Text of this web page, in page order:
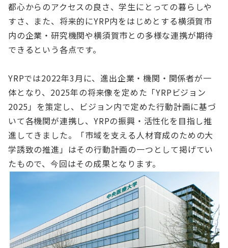
都心からのアクセスの良さ、学生にとっての暮らしや
すさ、また、将来的にYRP内をはじめとする横須賀市
内の企業・研究機関や横須賀市との多様な連携が期待
できるという各点です。
YRPでは2022年3月に、進出企業・機関・関係者が一
体となり、2025年の将来像を定めた「YRPビジョン
2025」を策定し、ビジョン内で定めた行動計画に基づ
いて各機関が連携し、YRPの振興・活性化を目指し推
進してきました。「市域を支える人材育成のための大
学誘致の推進」はその行動計画の一つとして掲げてい
たもので、今回はその成果となります。